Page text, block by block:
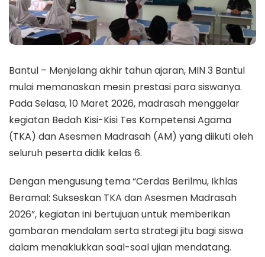
Bantul – Menjelang akhir tahun ajaran, MIN 3 Bantul
mulai memanaskan mesin prestasi para siswanya.
Pada Selasa, 10 Maret 2026, madrasah menggelar
kegiatan Bedah Kisi-Kisi Tes Kompetensi Agama
(TKA) dan Asesmen Madrasah (AM) yang diikuti oleh
seluruh peserta didik kelas 6.
Dengan mengusung tema “Cerdas Berilmu, Ikhlas
Beramal: Sukseskan TKA dan Asesmen Madrasah
2026”, kegiatan ini bertujuan untuk memberikan
gambaran mendalam serta strategi jitu bagi siswa
dalam menaklukkan soal-soal ujian mendatang.